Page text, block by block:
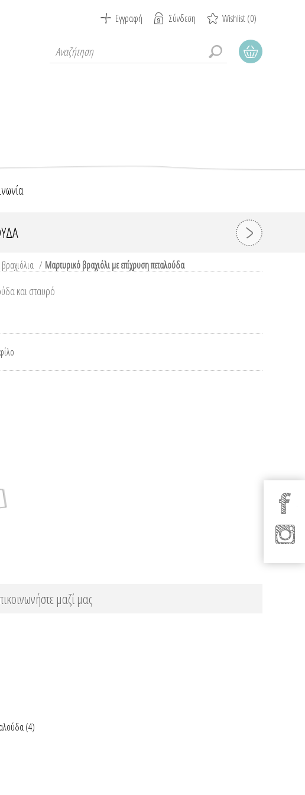
Εγγραφή Σύνδεση Wishlist(0)
/ Μαρτυρικό βραχιόλι με επίχρυση πεταλούδα
και σταυρό
μαζί μας
(4)